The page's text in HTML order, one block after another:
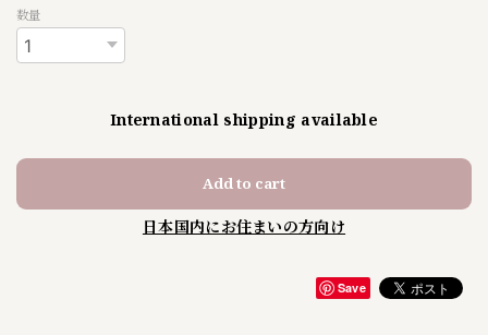
数量
International shipping available
Add to cart
日本国内にお住まいの方向け
Save